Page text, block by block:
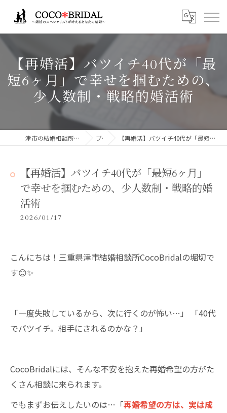
【再婚活】バツイチ40代が「最
短6ヶ月」で幸せを掴むための、
少人数制・戦略的婚活術
津市の結婚相談所ならCocoBridalココブライダル ブログ 【再婚活】バツイチ40代が「最短6ヶ月」で幸せを掴むための、少人数制・戦略的婚活術
【再婚活】バツイチ40代が「最短6ヶ月」
で幸せを掴むための、少人数制・戦略的婚
活術
2026/01/17
こんにちは！三重県津市結婚相談所CocoBridalの堀切で
す😊✨
「一度失敗しているから、次に行くのが怖い…」 「40代
でバツイチ。相手にされるのかな？」
CocoBridalには、そんな不安を抱えた再婚希望の方がた
くさん相談に来られます。
でもまずお伝えしたいのは…「再婚希望の方は、実は成